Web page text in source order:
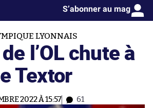
S’abonner au mag
LYONNAIS
l’OL chute à
Textor
2022 À 15:57 61